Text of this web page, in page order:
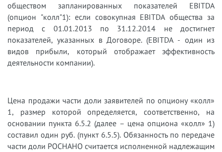
обществом запланированных показателей EBITDA
(опцион "колл"1): если совокупная EBITDA общества за
период с 01.01.2013 по 31.12.2014 не достигнет
показателей, указанных в Договоре. (EBITDA - один из
видов прибыли, который отображает эффективность
деятельности компании).
Цена продажи части доли заявителей по опциону «колл»
1, размер которой определяется, соответственно, на
основании пункта 6.5.2 (далее – цена опциона «колл» 1)
составил один руб. (пункт 6.5.5). Обязанность по передаче
части доли РОСНАНО считается исполненной надлежащим